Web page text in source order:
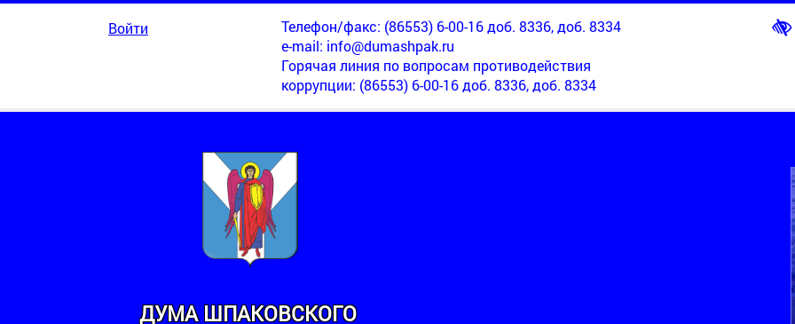
Войти
Телефон/факс: (86553) 6-00-16 доб. 8336, доб. 8334
e-mail: info@dumashpak.ru
Горячая линия по вопросам противодействия
коррупции: (86553) 6-00-16 доб. 8336, доб. 8334
ДУМА ШПАКОВСКОГО